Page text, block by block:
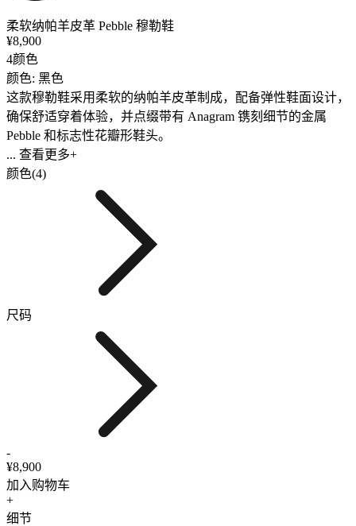
柔软纳帕羊皮革 Pebble 穆勒鞋
¥8,900
4颜色
颜色: 黑色
这款穆勒鞋采用柔软的纳帕羊皮革制成，配备弹性鞋面设计，
确保舒适穿着体验，并点缀带有 Anagram 镌刻细节的金属
Pebble 和标志性花瓣形鞋头。
... 查看更多+
颜色(4)
尺码
-
¥8,900
加入购物车
+
细节